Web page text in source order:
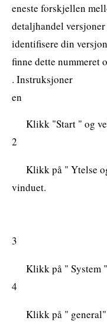
eneste forskjellen
detaljhandel
identifisere din
finne dette nummeret
. Instruksjoner
en
Klikk "Start " og
2
Klikk på " Ytelse
vinduet.
3
Klikk på " System
4
Klikk på "